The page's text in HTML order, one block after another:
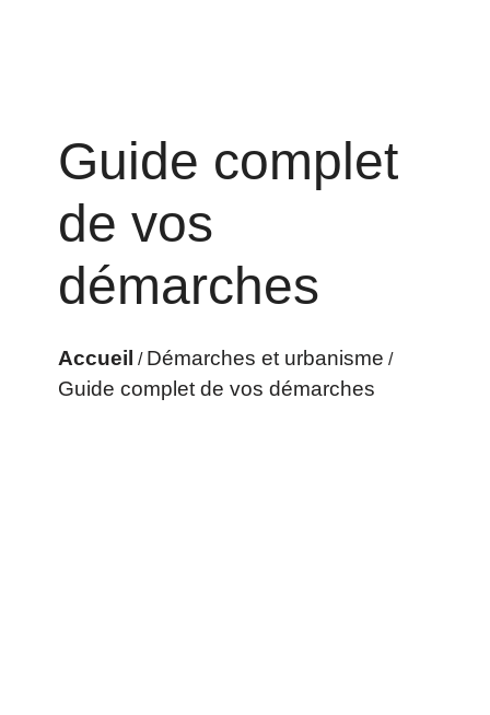
Guide complet
de vos
démarches
Accueil / Démarches et urbanisme /
Guide complet de vos démarches